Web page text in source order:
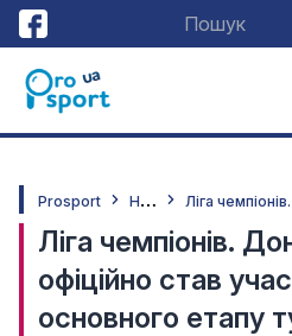
Prosport Н
овини
Ліга чемпіонів.
офіційно став
основного етапу